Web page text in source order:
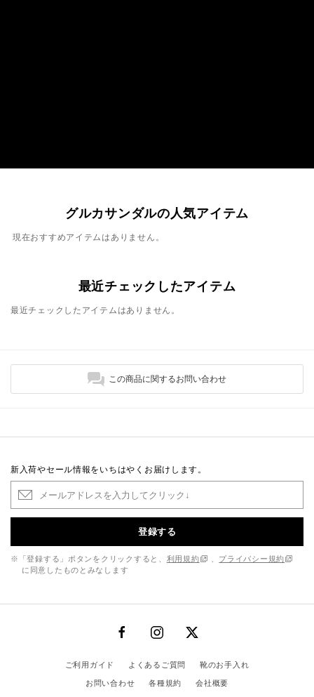
グルカサンダルの人気アイテム
現在おすすめアイテムはありません。
最近チェックしたアイテム
最近チェックしたアイテムはありません。
この商品に関するお問い合わせ
新入荷やセール情報をいちはやくお届けします。
登録する
※「登録する」ボタンをクリックすると、 利用規約
プライバシー規約
に同意したものとみなします
ご利用ガイド よくあるご質問
靴のお手入れ
お問い合わせ
各種規約
会社概要